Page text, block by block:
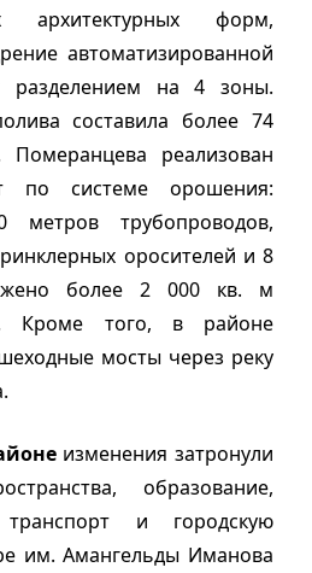
архитектурных форм,
автоматизированной
разделением на 4 зоны.
составила более 74
реализован
по системе орошения:
трубопроводов,
оросителей и 8
более 2 000 кв. м
Кроме того, в районе
мосты через реку
изменения затронули
образование,
транспорт и городскую
им. Амангельды Иманова